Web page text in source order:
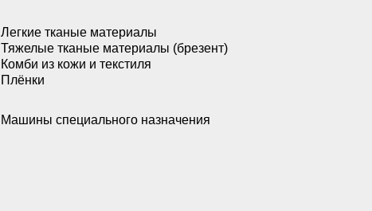
Легкие тканые материалы
Тяжелые тканые материалы (брезент)
Комби из кожи и текстиля
Плёнки
Машины специального назначения